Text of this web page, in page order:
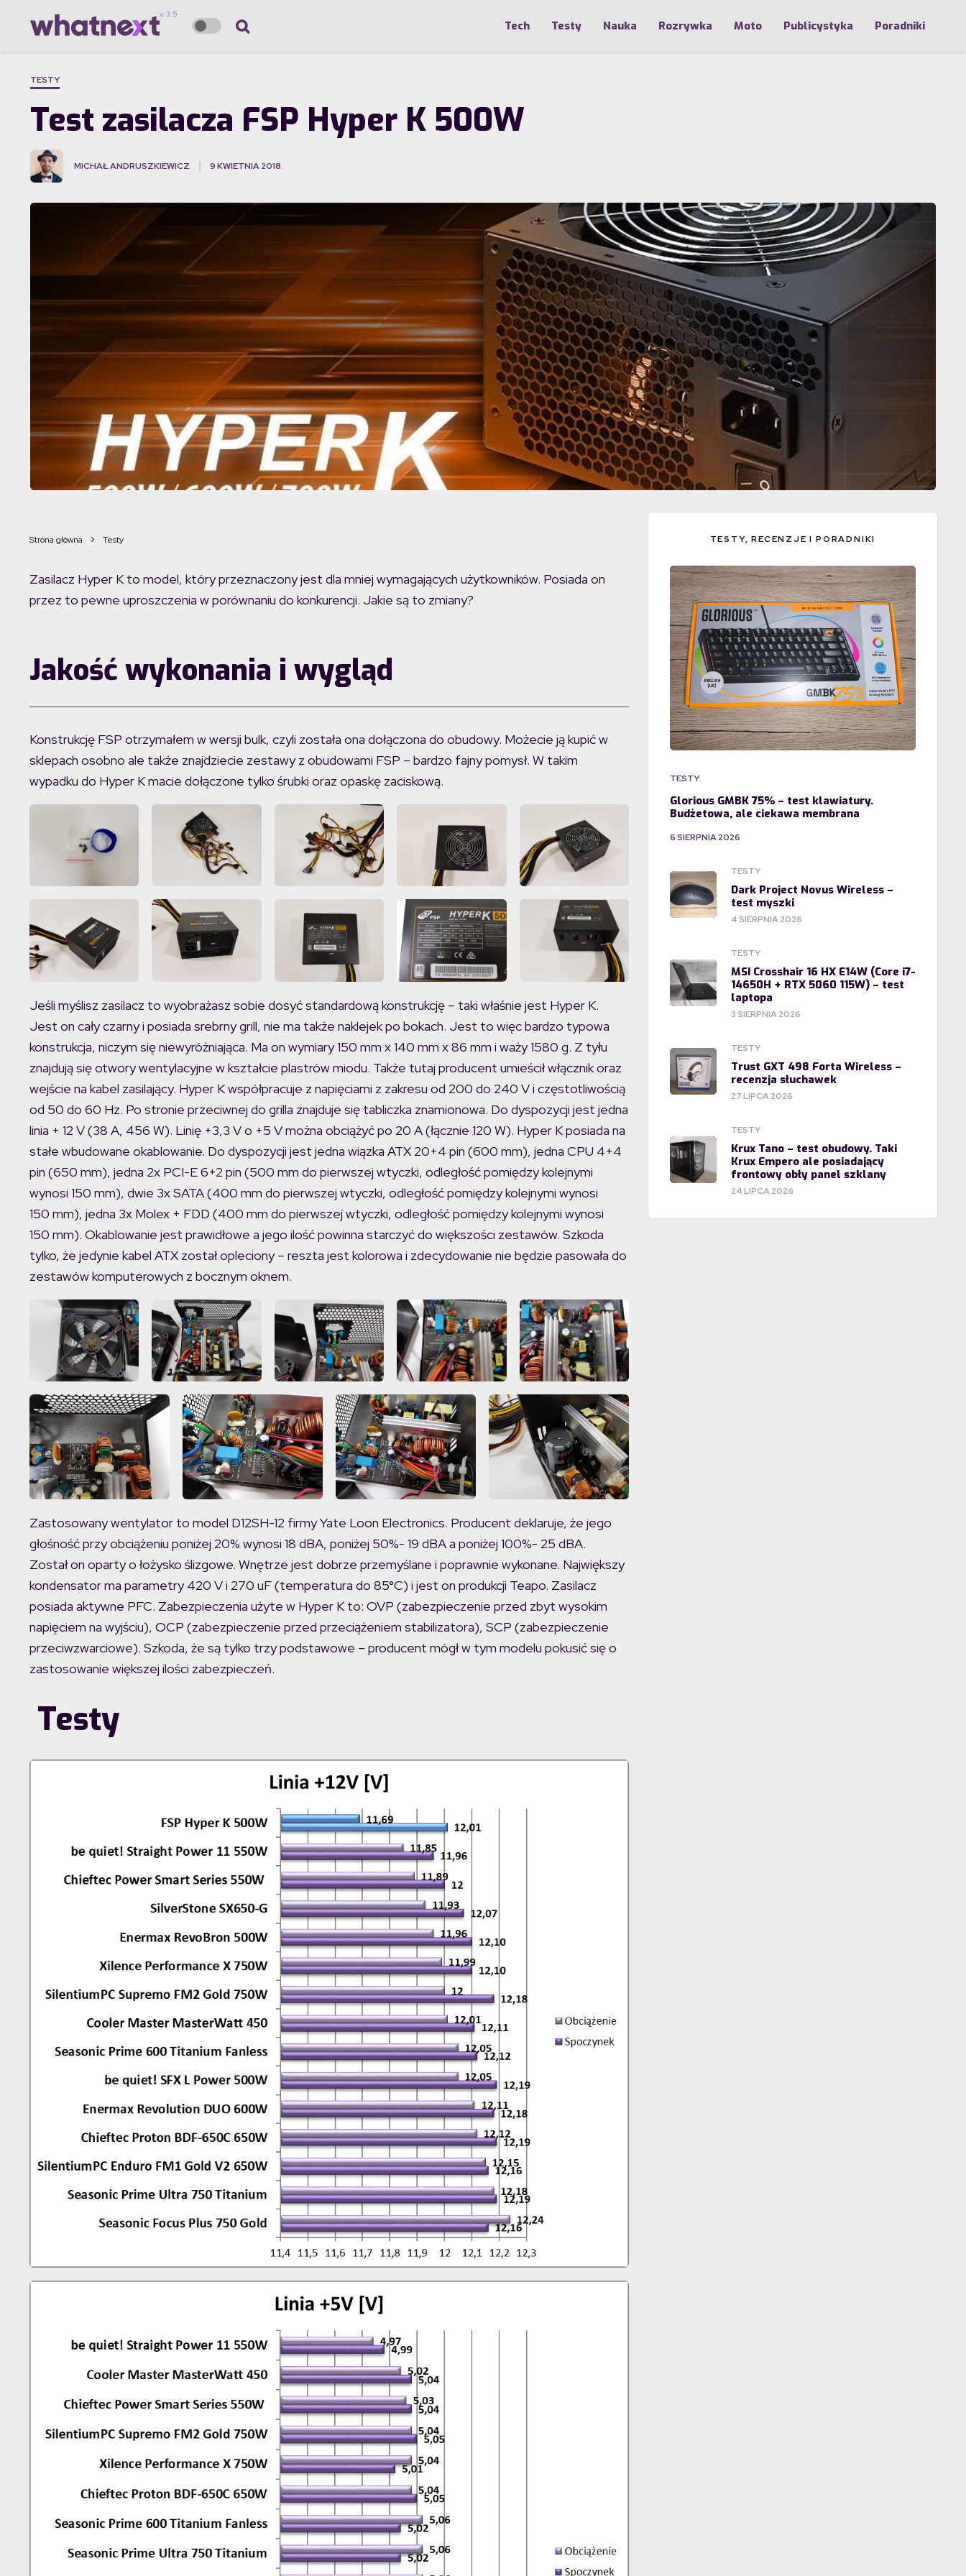
Tech Testy Nauka Rozrywka Moto Publicystyka Poradniki
TESTY
Test zasilacza FSP Hyper K 500W
MICHAŁ ANDRUSZKIEWICZ 9 KWIETNIA 2018
Strona główna Testy
Zasilacz Hyper K to model, który przeznaczony jest dla mniej wymagających użytkowników. Posiada on
przez to pewne uproszczenia w porównaniu do konkurencji. Jakie są to zmiany?
Jakość wykonania i wygląd
Konstrukcję FSP otrzymałem w wersji bulk, czyli została ona dołączona do obudowy. Możecie ją kupić w
sklepach osobno ale także znajdziecie zestawy z obudowami FSP – bardzo fajny pomysł. W takim
wypadku do Hyper K macie dołączone tylko śrubki oraz opaskę zaciskową.
Jeśli myślisz zasilacz to wyobrażasz sobie dosyć standardową konstrukcję – taki właśnie jest Hyper K.
Jest on cały czarny i posiada srebrny grill, nie ma także naklejek po bokach. Jest to więc bardzo typowa
konstrukcja, niczym się niewyróżniająca. Ma on wymiary 150 mm x 140 mm x 86 mm i waży 1580 g. Z tyłu
znajdują się otwory wentylacyjne w kształcie plastrów miodu. Także tutaj producent umieścił włącznik oraz
wejście na kabel zasilający. Hyper K współpracuje z napięciami z zakresu od 200 do 240 V i częstotliwością
od 50 do 60 Hz. Po stronie przeciwnej do grilla znajduje się tabliczka znamionowa. Do dyspozycji jest jedna
linia + 12 V (38 A, 456 W). Linię +3,3 V o +5 V można obciążyć po 20 A (łącznie 120 W). Hyper K posiada na
stałe wbudowane okablowanie. Do dyspozycji jest jedna wiązka ATX 20+4 pin (600 mm), jedna CPU 4+4
pin (650 mm), jedna 2x PCI-E 6+2 pin (500 mm do pierwszej wtyczki, odległość pomiędzy kolejnymi
wynosi 150 mm), dwie 3x SATA (400 mm do pierwszej wtyczki, odległość pomiędzy kolejnymi wynosi
150 mm), jedna 3x Molex + FDD (400 mm do pierwszej wtyczki, odległość pomiędzy kolejnymi wynosi
150 mm). Okablowanie jest prawidłowe a jego ilość powinna starczyć do większości zestawów. Szkoda
tylko, że jedynie kabel ATX został opleciony – reszta jest kolorowa i zdecydowanie nie będzie pasowała do
zestawów komputerowych z bocznym oknem.
Zastosowany wentylator to model D12SH-12 firmy Yate Loon Electronics. Producent deklaruje, że jego
głośność przy obciążeniu poniżej 20% wynosi 18 dBA, poniżej 50%- 19 dBA a poniżej 100%- 25 dBA.
Został on oparty o łożysko ślizgowe. Wnętrze jest dobrze przemyślane i poprawnie wykonane. Największy
kondensator ma parametry 420 V i 270 uF (temperatura do 85°C) i jest on produkcji Teapo. Zasilacz
posiada aktywne PFC. Zabezpieczenia użyte w Hyper K to: OVP (zabezpieczenie przed zbyt wysokim
napięciem na wyjściu), OCP (zabezpieczenie przed przeciążeniem stabilizatora), SCP (zabezpieczenie
przeciwzwarciowe). Szkoda, że są tylko trzy podstawowe – producent mógł w tym modelu pokusić się o
zastosowanie większej ilości zabezpieczeń.
Testy
TESTY, RECENZJE I PORADNIKI
TESTY
Glorious GMBK 75% – test klawiatury.
Budżetowa, ale ciekawa membrana
6 SIERPNIA 2026
TESTY
Dark Project Novus Wireless –
test myszki
4 SIERPNIA 2026
TESTY
MSI Crosshair 16 HX E14W (Core i7-
14650H + RTX 5060 115W) – test
laptopa
3 SIERPNIA 2026
TESTY
Trust GXT 498 Forta Wireless –
recenzja słuchawek
27 LIPCA 2026
TESTY
Krux Tano – test obudowy. Taki
Krux Empero ale posiadający
frontowy obły panel szklany
24 LIPCA 2026